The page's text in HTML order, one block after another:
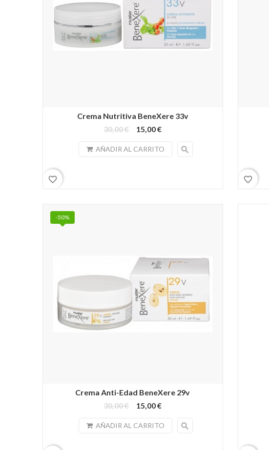
Crema Nutritiva BeneXere 33v
30,00 €
15,00 €
AÑADIR AL CARRITO search
favorite_border favorite_border
Crema Anti-Edad BeneXere 29v
30,00 €
15,00 €
AÑADIR AL CARRITO search
-50%